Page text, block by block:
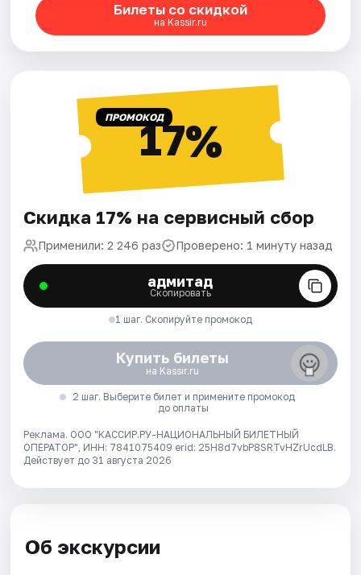
Билеты со скидкой
на Kassir.ru
ПРОМОКОД17%
Скидка 17% на сервисный сбор
Применили: 2 246 раз Проверено: 1 минуту назад
адмитад
Скопировать
1 шаг. Скопируйте промокод
Купить билеты
на Kassir.ru
2 шаг. Выберите билет и примените промокод
до оплаты
Реклама. ООО "КАССИР.РУ-НАЦИОНАЛЬНЫЙ БИЛЕТНЫЙ
ОПЕРАТОР", ИНН: 7841075409 erid: 25H8d7vbP8SRTvHZrUcdLB.
Действует до 31 августа 2026
Об экскурсии